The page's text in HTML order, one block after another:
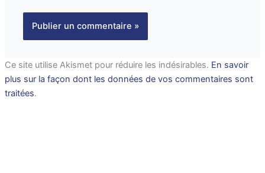
Ce site utilise Akismet pour réduire les indésirables. En savoir
plus sur la façon dont les données de vos commentaires sont
traitées.